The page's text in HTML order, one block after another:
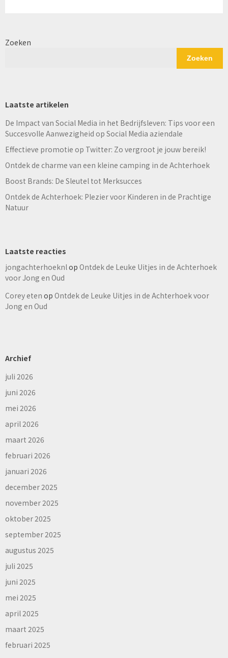
Zoeken
Zoeken
Laatste artikelen
De Impact van Social Media in het Bedrijfsleven: Tips voor een
Succesvolle Aanwezigheid op Social Media aziendale
Effectieve promotie op Twitter: Zo vergroot je jouw bereik!
Ontdek de charme van een kleine camping in de Achterhoek
Boost Brands: De Sleutel tot Merksucces
Ontdek de Achterhoek: Plezier voor Kinderen in de Prachtige
Natuur
Laatste reacties
jongachterhoeknlop Ontdek de Leuke Uitjes in de Achterhoek
voor Jong en Oud
Corey eten op Ontdek de Leuke Uitjes in de Achterhoek voor
Jong en Oud
Archief
juli 2026
juni 2026
mei 2026
april 2026
maart 2026
februari 2026
januari 2026
december 2025
november 2025
oktober 2025
september 2025
augustus 2025
juli 2025
juni 2025
mei 2025
april 2025
maart 2025
februari 2025